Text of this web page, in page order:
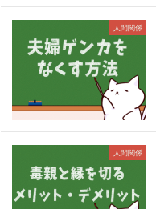
人間関係
人間関係